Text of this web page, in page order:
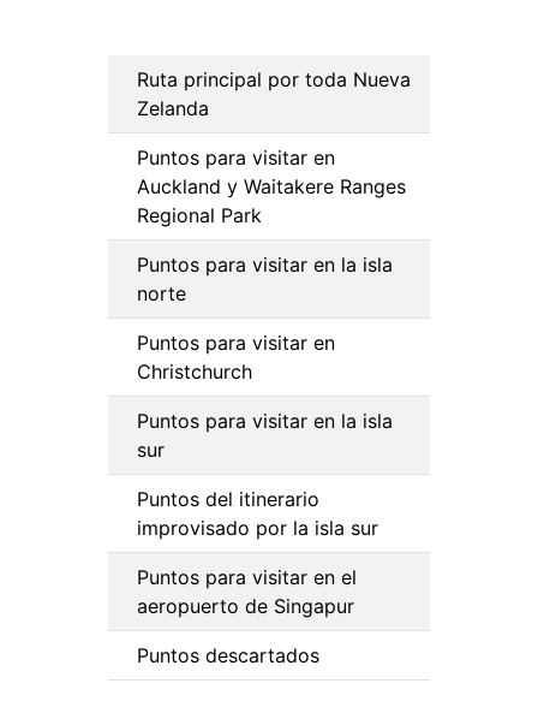
Ruta principal por toda Nueva
Zelanda
Puntos para visitar en
Auckland y Waitakere Ranges
Regional Park
Puntos para visitar en la isla
norte
Puntos para visitar en
Christchurch
Puntos para visitar en la isla
sur
Puntos del itinerario
improvisado por la isla sur
Puntos para visitar en el
aeropuerto de Singapur
Puntos descartados